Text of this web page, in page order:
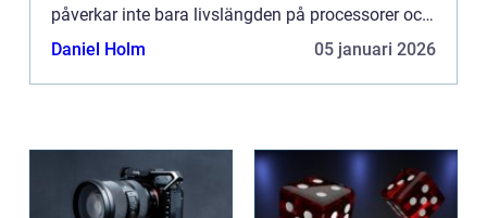
påverkar inte bara livslängden på processorer och
grafikkort...
Daniel Holm 05 januari 2026